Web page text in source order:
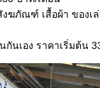
ฆภัณฑ์ เสื้อผ้า ของ
นเอง ราคาเริ่มต้น